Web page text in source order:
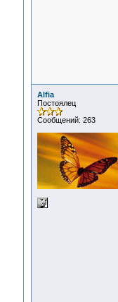
Alfia
Постоялец
Сообщений: 263